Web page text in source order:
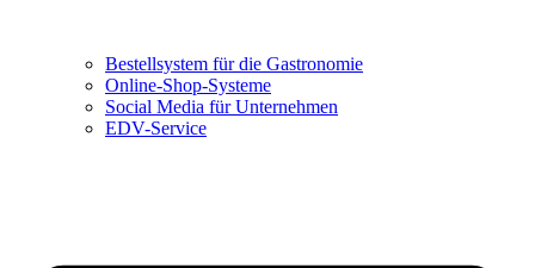
Bestellsystem für die Gastronomie
Online-Shop-Systeme
Social Media für Unternehmen
EDV-Service